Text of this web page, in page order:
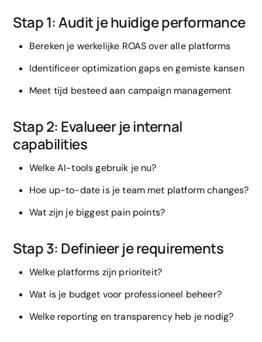
Stap 1: Audit je huidige performance
Bereken je werkelijke ROAS over alle platforms
Identificeer optimization gaps en gemiste kansen
Meet tijd besteed aan campaign management
Stap 2: Evalueer je internal
capabilities
Welke AI-tools gebruik je nu?
Hoe up-to-date is je team met platform changes?
Wat zijn je biggest pain points?
Stap 3: Definieer je requirements
Welke platforms zijn prioriteit?
Wat is je budget voor professioneel beheer?
Welke reporting en transparency heb je nodig?